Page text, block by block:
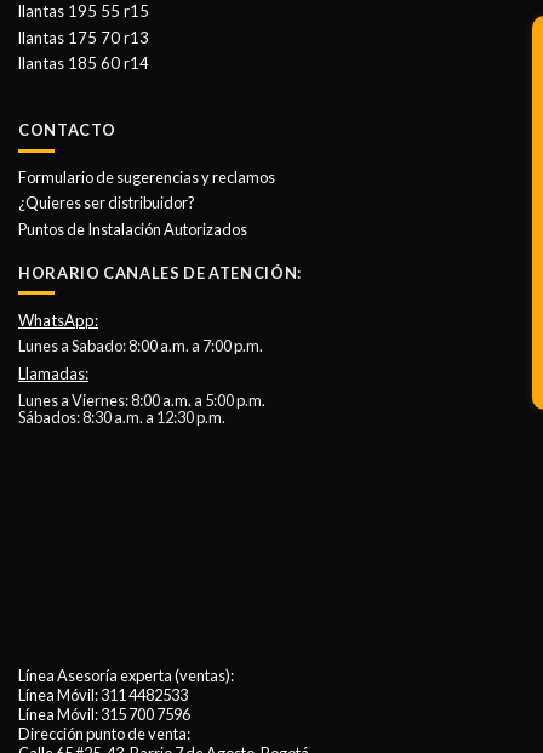
llantas 195 55 r15
llantas 175 70 r13
llantas 185 60 r14
CONTACTO
Formulario de sugerencias y reclamos
¿Quieres ser distribuidor?
Puntos de Instalación Autorizados
HORARIO CANALES DE ATENCIÓN:
WhatsApp:
Lunes a Sabado: 8:00 a.m. a 7:00 p.m.
Llamadas:
Lunes a Viernes: 8:00 a.m. a 5:00 p.m.
Sábados: 8:30 a.m. a 12:30 p.m.
Línea Asesoría experta (ventas):
Línea Móvil:311 4482533
Línea Móvil:315 700 7596
Dirección punto de venta: